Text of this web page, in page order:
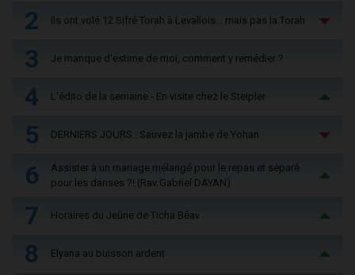
2 Ils ont volé 12 Sifré Torah à Levallois… mais pas la Torah
3 Je manque d'estime de moi, comment y remédier ?
4 L'édito de la semaine - En visite chez le Steipler
5 DERNIERS JOURS : Sauvez la jambe de Yohan
6
Assister à un mariage mélangé pour le repas et séparé
pour les danses ?! (Rav Gabriel DAYAN)
7 Horaires du Jeûne de Ticha Béav
8 Elyana au buisson ardent